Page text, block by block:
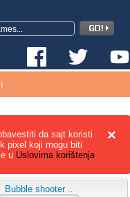
×
da sajt koristi
pixel koji mogu biti
u Uslovima korištenja.
Bubble shooter ..